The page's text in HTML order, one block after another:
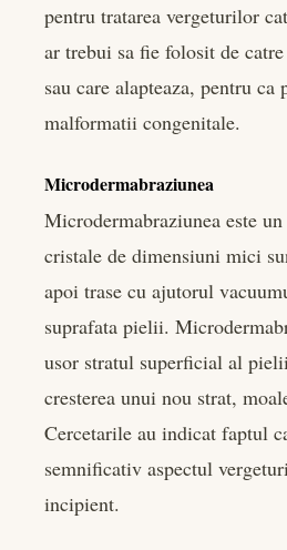
pentru tratarea vergeturilor
ar trebui sa fie folosit de
sau care alapteaza, pentru ca
malformatii congenitale.
Microdermabraziunea
Microdermabraziunea este
cristale de dimensiuni mici
apoi trase cu ajutorul
suprafata pielii.
usor stratul superficial al
cresterea unui nou strat,
Cercetarile au indicat faptul
semnificativ aspectul
incipient.